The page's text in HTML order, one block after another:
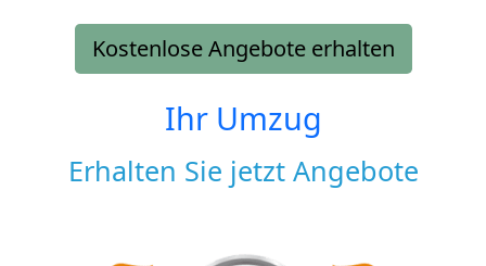
Kostenlose Angebote erhalten
Ihr Umzug
Erhalten Sie jetzt Angebote